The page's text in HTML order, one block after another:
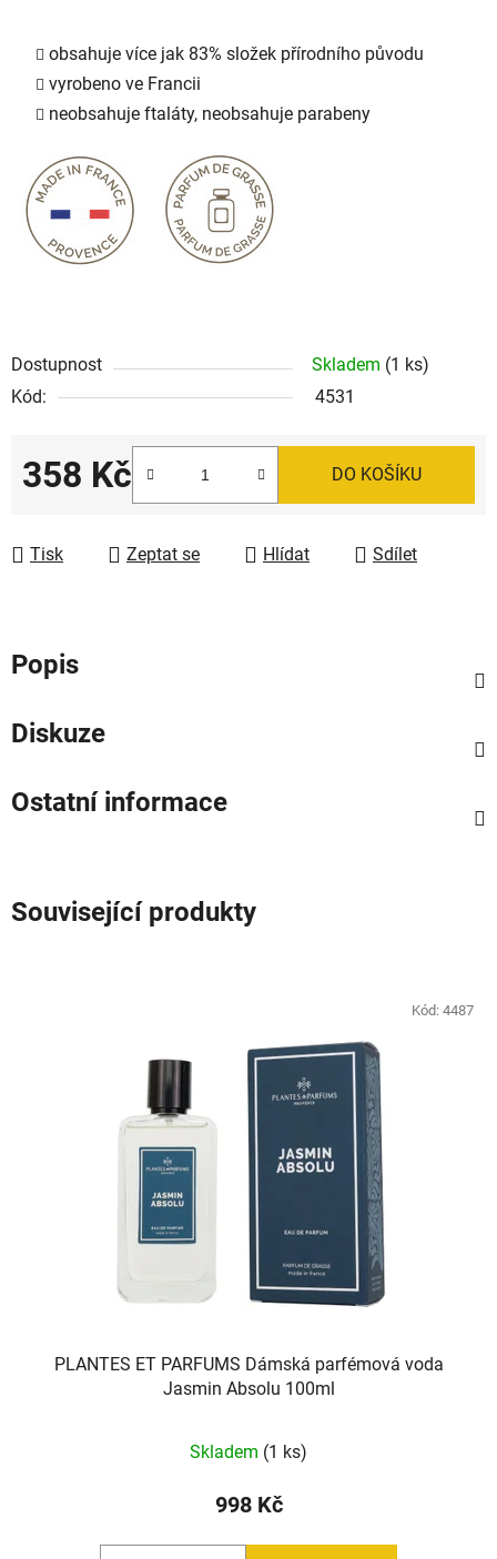
obsahuje více jak 83% složek přírodního původu
vyrobeno ve Francii
neobsahuje ftaláty, neobsahuje parabeny
Dostupnost Skladem (1 ks)
Kód:
4531
358 Kč DO KOŠÍKU
Tisk Zeptat se Hlídat Sdílet
Popis
Diskuze
Ostatní informace
Související produkty
PLANTES ET PARFUMS Dámská parfémová voda
Jasmin Absolu 100ml
Skladem (1 ks)
998 Kč
Kód: 4487